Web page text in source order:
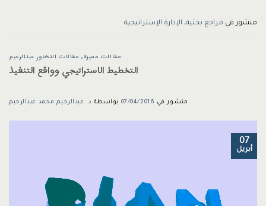
منشور في مراجع بحثية، الإدارة الإستراتيجية
مقالات مميزة، مقالات الدكتور عبدالرحيم
التخطيط الاستراتيجي وواقع التنفيذ
منشور في 07/04/2016 بواسطة د. عبدالرحيم محمد عبدالرحيم
07
أبريل